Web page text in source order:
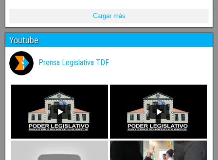
Cargar más
Youtube
Prensa Legislativa TDF